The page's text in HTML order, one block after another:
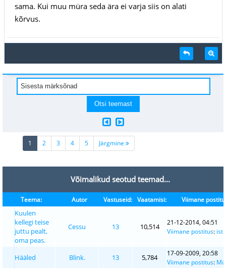
sama. Kui muu müra seda ära ei varja siis on alati
kõrvus.
1 (current)
2 3 4 5 Järgmine
Võimalikud seotud teemad...
Teema: Autor Vastuseid: Vaatamisi: Viimane
Kuulen
kellegi teise
juttu pealt,
oma peas.
Cessu 13 10,514
21-12-2014, 04:51
Viimane postitus:
Hääled Blink. 13 5,784
17-09-2009, 20:58
Viimane postitus: